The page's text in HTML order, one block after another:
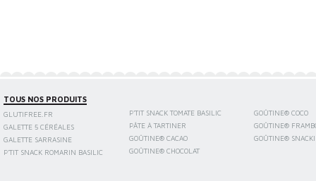
TOUS NOS PRODUITS
GLUTIFREE.FR
GALETTE 5 CÉRÉALES
GALETTE SARRASINE
P'TIT SNACK ROMARIN BASILIC
P'TIT SNACK TOMATE BASILIC
PÂTE À TARTINER
GOÛTINE® CACAO
GOÛTINE® CHOCOLAT
GOÛTINE® COCO
GOÛTINE®
GOÛTINE®